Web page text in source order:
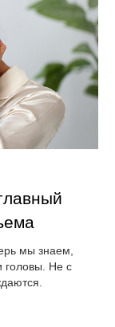
мы знаем,
головы. Не с